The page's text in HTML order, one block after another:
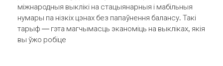
міжнародныя выклікі на стацыянарныя і мабільныя
нумары па нізкіх цэнах без папаўнення балансу. Такі
тарыф — гэта магчымасць эканоміць на выкліках, якія
вы ўжо робіце